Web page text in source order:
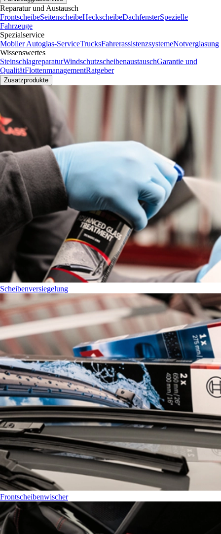
Reparatur und Austausch
FrontscheibeSeitenscheibeHeckscheibeDachfensterSpezielle
Fahrzeuge
Spezialservice
Mobiler Autoglas-ServiceTrucksFahrerassistenzsystemeNotverglasung
Wissenswertes
SteinschlagreparaturWindschutzscheibenaustauschGarantie und
QualitätFlottenmanagementRatgeber
Zusatzprodukte
Scheibenversiegelung
Frontscheibenwischer